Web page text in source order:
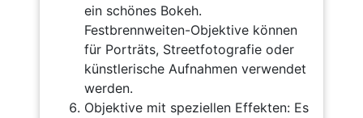
ein schönes Bokeh.
Festbrennweiten-Objektive können
für Porträts, Streetfotografie oder
künstlerische Aufnahmen verwendet
werden.
Objektive mit speziellen Effekten: Es